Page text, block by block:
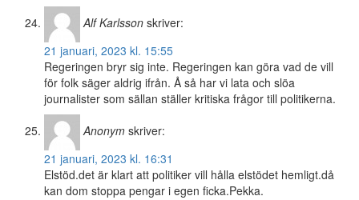
Alf Karlsson skriver:
21 januari, 2023 kl. 15:55
Regeringen bryr sig inte. Regeringen kan göra vad de vill
för folk säger aldrig ifrån. Å så har vi lata och slöa
journalister som sällan ställer kritiska frågor till politikerna.
Anonym skriver:
21 januari, 2023 kl. 16:31
Elstöd.det är klart att politiker vill hålla elstödet hemligt.då
kan dom stoppa pengar i egen ficka.Pekka.